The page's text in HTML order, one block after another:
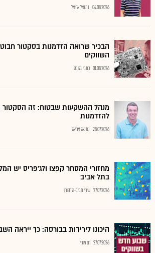
04.08.2026 נתנאל אריאל
הבכיר שרואה הזדמנות בסקטור
השווקים
01.08.2026 כתבי גלובס
מנהל ההשקעות שבטוח: זה
להזדמנות
28.07.2026 נתנאל אריאל
מחזורי המסחר קפצו ולג'פריס יש
בתל אביב
27.07.2026 שירי חביב-ולדהורן
היכונו לירידות בבורסה: כך ייראה
27.07.2026 רם מורי